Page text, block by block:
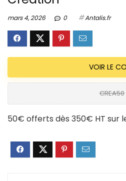
mars 4, 2026 0 Antalis.fr
VOIR LE
CREA50
50€ offerts dès 350€ HT sur